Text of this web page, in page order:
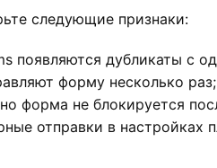
следующие признаки:
появляются дубликаты с
форму несколько раз;
форма не блокируется
отправки в настройках